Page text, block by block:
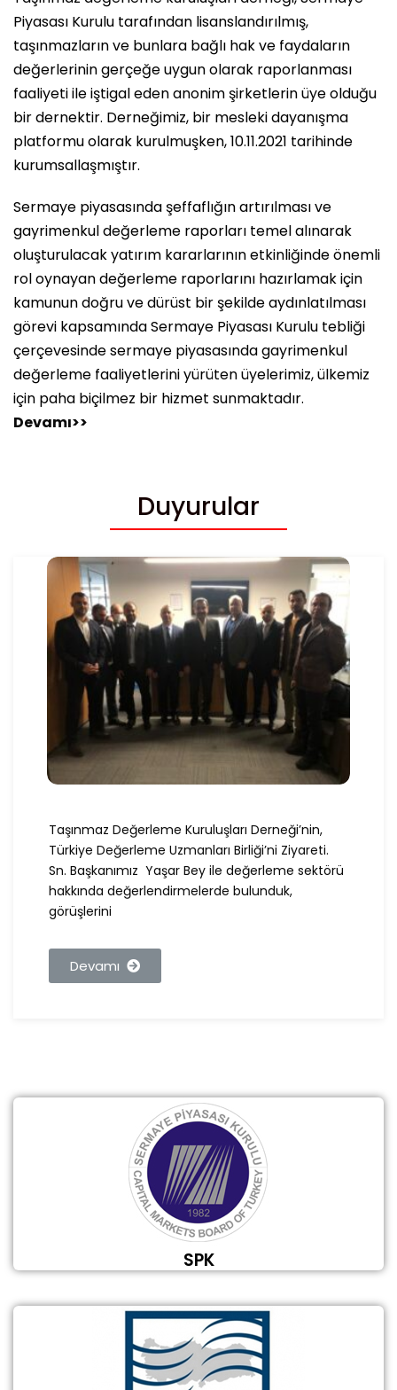
Piyasası Kurulu tarafından lisanslandırılmış,
taşınmazların ve bunlara bağlı hak ve faydaların
değerlerinin gerçeğe uygun olarak raporlanması
faaliyeti ile iştigal eden anonim şirketlerin üye olduğu
bir dernektir. Derneğimiz, bir mesleki dayanışma
platformu olarak kurulmuşken, 10.11.2021 tarihinde
kurumsallaşmıştır.
Sermaye piyasasında şeffaflığın artırılması ve
gayrimenkul değerleme raporları temel alınarak
oluşturulacak yatırım kararlarının etkinliğinde önemli
rol oynayan değerleme raporlarını hazırlamak için
kamunun doğru ve dürüst bir şekilde aydınlatılması
görevi kapsamında Sermaye Piyasası Kurulu tebliği
çerçevesinde sermaye piyasasında gayrimenkul
değerleme faaliyetlerini yürüten üyelerimiz, ülkemiz
için paha biçilmez bir hizmet sunmaktadır.
Devamı>>
Duyurular
Taşınmaz Değerleme Kuruluşları Derneği’nin,
Türkiye Değerleme Uzmanları Birliği’ni Ziyareti.
Sn. Başkanımız Yaşar Bey ile değerleme sektörü
hakkında değerlendirmelerde bulunduk,
görüşlerini
Devamı
SPK